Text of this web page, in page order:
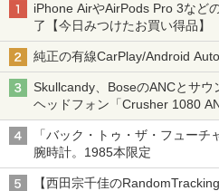
iPhone AirやAirPods Pro 3など
了【今日みつけたお買い得品】
純正の有線CarPlay/Android
Skullcandy、BoseのANCとサ
ヘッドフォン「Crusher 1080
「バック・トゥ・ザ・フュー
腕時計。1985本限定
【西田宗千佳のRandomTracking